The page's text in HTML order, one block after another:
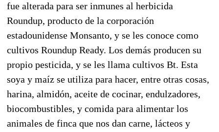
fue alterada para ser inmunes al herbicida
Roundup, producto de la corporación
estadounidense Monsanto, y se les conoce como
cultivos Roundup Ready. Los demás producen su
propio pesticida, y se les llama cultivos Bt. Esta
soya y maíz se utiliza para hacer, entre otras cosas,
harina, almidón, aceite de cocinar, endulzadores,
biocombustibles, y comida para alimentar los
animales de finca que nos dan carne, lácteos y